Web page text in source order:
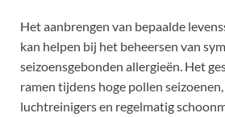
Het aanbrengen van bepaalde
kan helpen bij het beheersen van
seizoensgebonden allergieën. Het
ramen tijdens hoge pollen
luchtreinigers en regelmatig